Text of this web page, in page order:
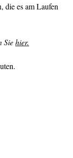
die es am Laufen
Siehier.